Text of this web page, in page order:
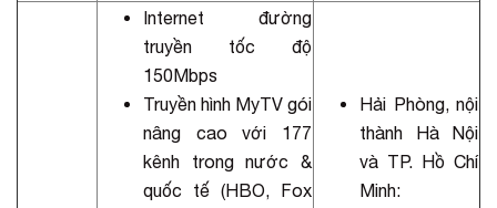
Internet đường
truyền tốc độ
150Mbps
Truyền hình MyTV gói
nâng cao với 177
kênh trong nước &
quốc tế (HBO, Fox
Hải Phòng, nội
thành Hà Nội
và TP. Hồ Chí
Minh: